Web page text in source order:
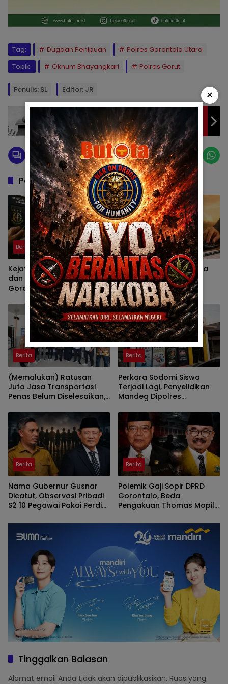
Tag: Dugaan Penipuan
Polres Gorontalo Utara
Topik:
Oknum Bhayangkari Polres Gorut
Penulis: SL Editor: JR
Jeruk Dan Buah Lemon, Potensi
Kepemimpinan dan Filosofi Masa Depan
Boalemo
Pos Terkait
Berita
Kejati Didesak Periksa TAPD
dan Banggar DPRD
Gorontalo, Korupsi Video
Wall Sasar Anggota
Deprov
Berita
DPRD Gorontalo Diminta
Kaji Ulang Dasar Pajak
Kenderaan
Berita
(Memalukan) Ratusan
Juta Jasa Transportasi
Penas Belum Diselesaikan,
Berita
Perkara Sodomi Siswa
Terjadi Lagi, Penyelidikan
Mandeg Dipolres
Berita
Nama Gubernur Gusnar
Dicatut, Observasi Pribadi
S2 10 Pegawai Pakai Perdis
Berita
Polemik Gaji Sopir DPRD
Gorontalo, Beda
Pengakuan Thomas Mopili
Membingungkan
Tinggalkan Balasan
Alamat email Anda tidak akan dipublikasikan. Ruas yang
×